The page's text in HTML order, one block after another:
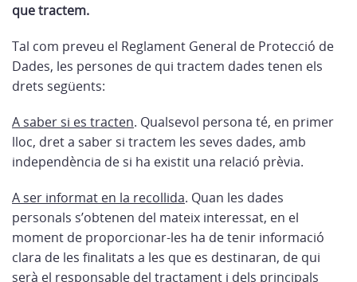
que tractem.
Tal com preveu el Reglament General de Protecció de
Dades, les persones de qui tractem dades tenen els
drets següents:
A saber si es tracten. Qualsevol persona té, en primer
lloc, dret a saber si tractem les seves dades, amb
independència de si ha existit una relació prèvia.
A ser informat en la recollida. Quan les dades
personals s’obtenen del mateix interessat, en el
moment de proporcionar-les ha de tenir informació
clara de les finalitats a les que es destinaran, de qui
serà el responsable del tractament i dels principals